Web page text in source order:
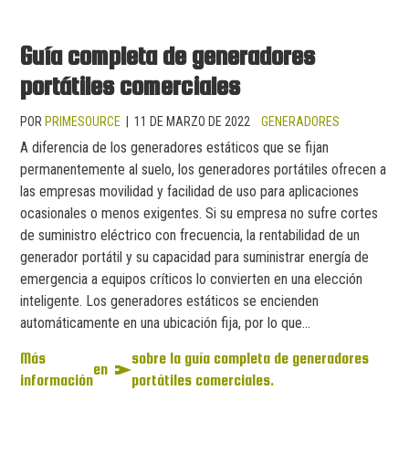
Guía completa de generadores
portátiles comerciales
POR PRIMESOURCE 11 DE MARZO DE 2022 GENERADORES
A diferencia de los generadores estáticos que se fijan
permanentemente al suelo, los generadores portátiles ofrecen a
las empresas movilidad y facilidad de uso para aplicaciones
ocasionales o menos exigentes. Si su empresa no sufre cortes
de suministro eléctrico con frecuencia, la rentabilidad de un
generador portátil y su capacidad para suministrar energía de
emergencia a equipos críticos lo convierten en una elección
inteligente. Los generadores estáticos se encienden
automáticamente en una ubicación fija, por lo que...
Más
información
en
sobre la guía completa de generadores
portátiles comerciales.